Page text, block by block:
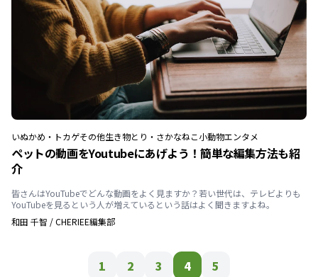
いぬかめ・トカゲその他生き物とり・さかなねこ小動物エンタメ
ペットの動画をYoutubeにあげよう！簡単な編集方法も紹
介
皆さんはYouTubeでどんな動画をよく見ますか？若い世代は、テレビよりも
YouTubeを見るという人が増えているという話はよく聞きますよね。
和田 千智 /CHERIEE編集部
1 2 3 4 5